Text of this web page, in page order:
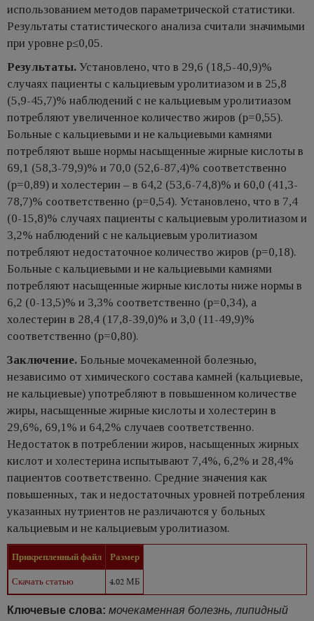
использованием методов параметрической статистики.
Результаты статистического анализа считали значимыми
при уровне р≤0,05.
Результаты. Установлено, что в 29,6 (18,5-40,9)%
случаях пациенты с кальциевым уролитиазом и в 25,8
(5,9-45,7)% наблюдений с не кальциевым уролитиазом
потребляют увеличенное количество жиров (р=0,55).
Больные с кальциевыми и не кальциевыми камнями
потребляют выше нормы насыщенные жирные кислоты в
69,1 (58,3-79,9)% и 70,0 (52,6-87,4)% соответственно
(р=0,89) и холестерин – в 64,2 (53,6-74,8)% и 60,0 (41,3-
78,7)% соответственно (р=0,54). Установлено, что в 7,4
(0-15,8)% случаях пациенты с кальциевым уролитиазом и
3,2% наблюдений с не кальциевым уролитиазом
потребляют недостаточное количество жиров (р=0,18).
Больные с кальциевыми и не кальциевыми камнями
потребляют насыщенные жирные кислоты ниже нормы в
6,2 (0-13,5)% и 3,3% соответственно (р=0,34), а
холестерин в 28,4 (17,8-39,0)% и 3,0 (11-49,9)%
соответственно (р=0,80).
Заключение. Больные мочекаменной болезнью,
независимо от химического состава камней (кальциевые,
не кальциевые) употребляют в повышенном количестве
жиры, насыщенные жирные кислоты и холестерин в
29,6%, 69,1% и 64,2% случаев соответственно.
Недостаток в потреблении жиров, насыщенных жирных
кислот и холестерина испытывают 7,4%, 6,2% и 28,4%
пациентов соответственно. Средние значения как
повышенных, так и недостаточных уровней потребления
указанных нутриентов не различаются у больных
кальциевым и не кальциевым уролитиазом.
Прикрепленный файл
Размер
Скачать статью
4.02 МБ
Ключевые слова: мочекаменная болезнь, липидный